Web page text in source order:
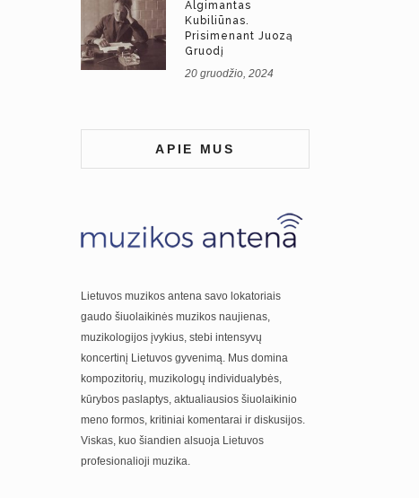
Algimantas
Kubiliūnas.
Prisimenant Juozą
Gruodį
20 gruodžio, 2024
APIE MUS
Lietuvos muzikos antena savo lokatoriais
gaudo šiuolaikinės muzikos naujienas,
muzikologijos įvykius, stebi intensyvų
koncertinį Lietuvos gyvenimą. Mus domina
kompozitorių, muzikologų individualybės,
kūrybos paslaptys, aktualiausios šiuolaikinio
meno formos, kritiniai komentarai ir diskusijos.
Viskas, kuo šiandien alsuoja Lietuvos
profesionalioji muzika.